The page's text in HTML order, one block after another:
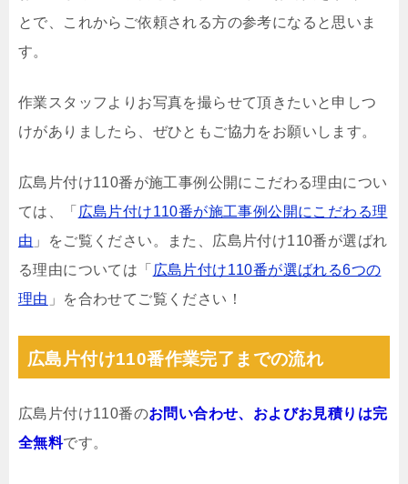
とで、これからご依頼される方の参考になると思いま
す。
作業スタッフよりお写真を撮らせて頂きたいと申しつ
けがありましたら、ぜひともご協力をお願いします。
広島片付け110番が施工事例公開にこだわる理由につい
ては、「 広島片付け110番が施工事例公開にこだわる理
由 」をご覧ください。また、広島片付け110番が選ばれ
る理由については「 広島片付け110番が選ばれる6つの
理由 」を合わせてご覧ください！
広島片付け110番作業完了までの流れ
広島片付け110番のお問い合わせ、およびお見積りは完
全無料です。